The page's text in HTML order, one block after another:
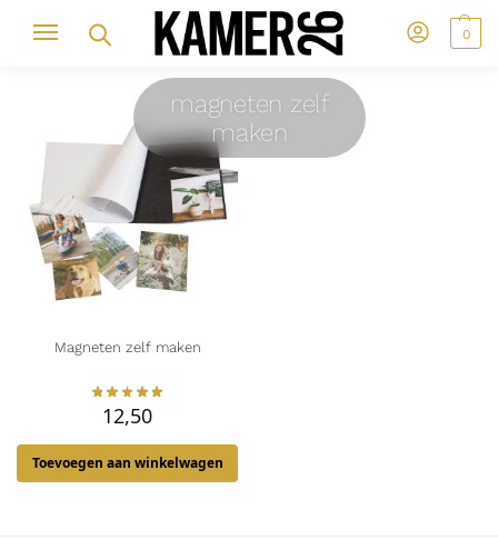
0
magneten zelf
maken
Magneten zelf maken
12,50
Toevoegen aan winkelwagen